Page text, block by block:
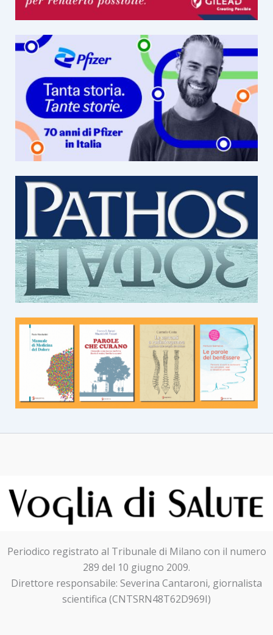
Periodico registrato al Tribunale di Milano con il numero
289 del 10 giugno 2009.
Direttore responsabile: Severina Cantaroni, giornalista
scientifica (CNTSRN48T62D969I)